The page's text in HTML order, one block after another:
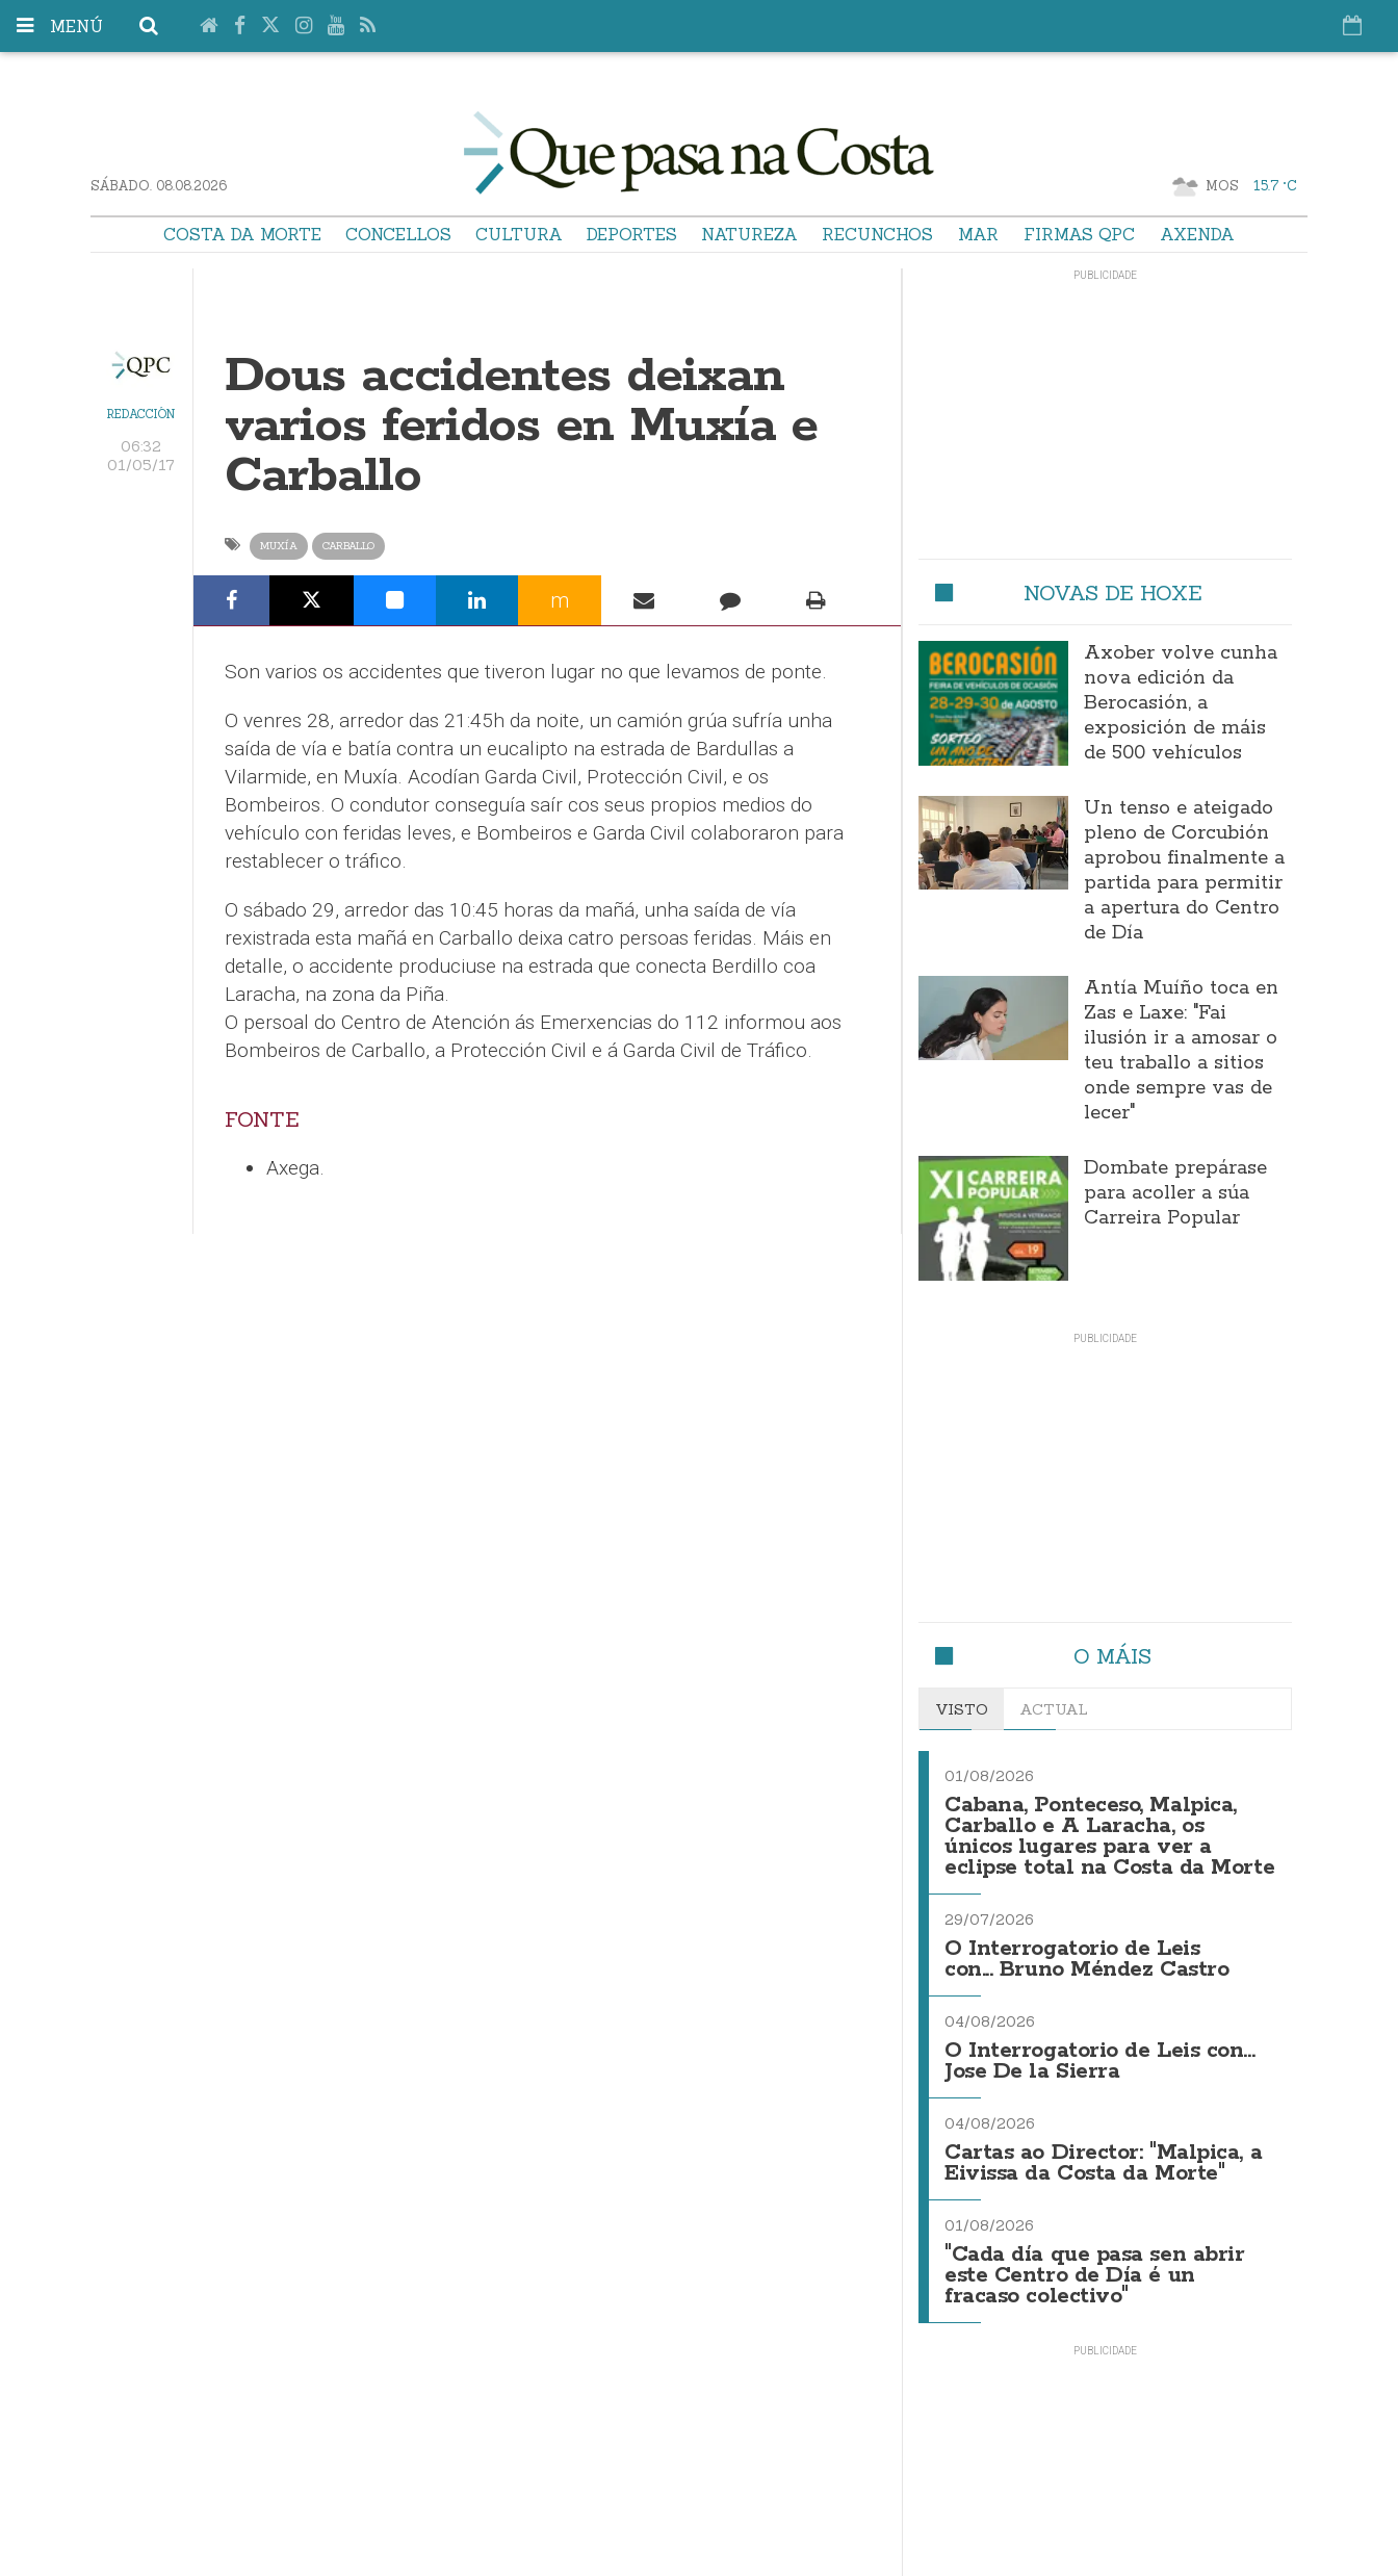
MENÚ
SÁBADO. 08.08.2026 MOS 15.7 °C
COSTA DA MORTE CONCELLOS CULTURA DEPORTES NATUREZA RECUNCHOS MAR FIRMAS QPC AXENDA
REDACCIÓN
06:32
01/05/17
Dous accidentes deixan
varios feridos en Muxía e
Carballo
MUXÍA CARBALLO
m
Son varios os accidentes que tiveron lugar no que levamos de ponte.
O venres 28, arredor das 21:45h da noite, un camión grúa sufría unha
saída de vía e batía contra un eucalipto na estrada de Bardullas a
Vilarmide, en Muxía. Acodían Garda Civil, Protección Civil, e os
Bombeiros. O condutor conseguía saír cos seus propios medios do
vehículo con feridas leves, e Bombeiros e Garda Civil colaboraron para
restablecer o tráfico.
O sábado 29, arredor das 10:45 horas da mañá, unha saída de vía
rexistrada esta mañá en Carballo deixa catro persoas feridas. Máis en
detalle, o accidente produciuse na estrada que conecta Berdillo coa
Laracha, na zona da Piña.
O persoal do Centro de Atención ás Emerxencias do 112 informou aos
Bombeiros de Carballo, a Protección Civil e á Garda Civil de Tráfico.
FONTE
Axega.
NOVAS DE HOXE
Axober volve cunha
nova edición da
Berocasión, a
exposición de máis
de 500 vehículos
Un tenso e ateigado
pleno de Corcubión
aprobou finalmente a
partida para permitir
a apertura do Centro
de Día
Antía Muíño toca en
Zas e Laxe: "Fai
ilusión ir a amosar o
teu traballo a sitios
onde sempre vas de
lecer"
Dombate prepárase
para acoller a súa
Carreira Popular
O MÁIS
VISTO ACTUAL
01/08/2026
Cabana, Ponteceso, Malpica,
Carballo e A Laracha, os
únicos lugares para ver a
eclipse total na Costa da Morte
29/07/2026
O Interrogatorio de Leis
con... Bruno Méndez Castro
04/08/2026
O Interrogatorio de Leis con...
Jose De la Sierra
04/08/2026
Cartas ao Director: "Malpica, a
Eivissa da Costa da Morte"
01/08/2026
"Cada día que pasa sen abrir
este Centro de Día é un
fracaso colectivo"